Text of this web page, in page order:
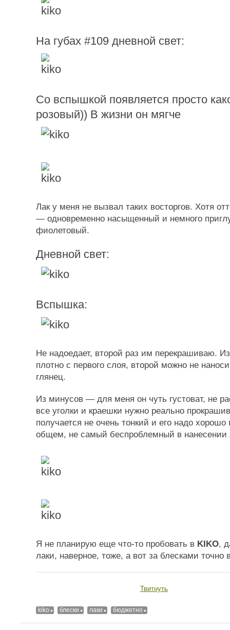
На губах #109 дневной свет:
Со вспышкой появляется просто
розовый)) В жизни он мягче
Лак у меня не вызвал таких восторгов. Хотя
— одновременно насыщенный и немного
фиолетовый.
Дневной свет:
Вспышка:
Не надоедает, второй раз им перекрашиваю.
плотно с первого слоя, второй можно не
глянец.
Из минусов — для меня он чуть густоват, не
все уголки и краешки нужно реально
получается не очень тонкий и его надо
общем, не самый беспроблемный в нанесении
Я не планирую еще что-то пробовать в KIKO,
лаки, наверное, тоже, а вот за блесками точно
Твитнуть
kiko блески лаки бюджетно